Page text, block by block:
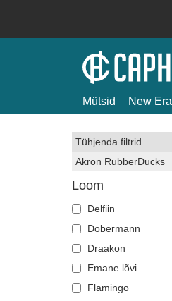
Mütsid New Era
Tühjenda filtrid
Akron RubberDucks
Loom
Delfiin
Dobermann
Draakon
Emane lõvi
Flamingo